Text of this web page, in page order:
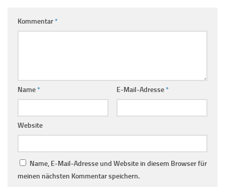
Kommentar*
Name* E-Mail-Adresse*
Website
Name, E-Mail-Adresse und Website in diesem Browser für
meinen nächsten Kommentar speichern.